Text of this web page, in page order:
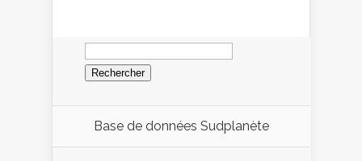
Rechercher :
Base de données Sudplanète